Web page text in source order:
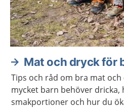
Mat och dryck för
Tips och råd om bra mat
mycket barn behöver dricka,
smakportioner och hur du